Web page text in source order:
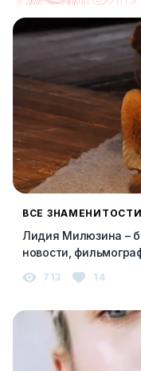
ВСЕ ЗНАМЕНИТОСТИ
Лидия Милюзина –
новости,
713 14